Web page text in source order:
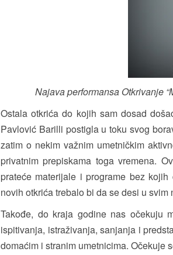
Najava performansa Otkrivanje
Ostala otkrića do kojih sam dosad
Pavlović Barilli postigla u toku svog
zatim o nekim važnim umetničkim
privatnim prepiskama toga vremena.
prateće materijale i programe bez
novih otkrića trebalo bi da se desi u
Takođe, do kraja godine nas očekuju
ispitivanja, istraživanja, sanjanja i
domaćim i stranim umetnicima. Očekuje